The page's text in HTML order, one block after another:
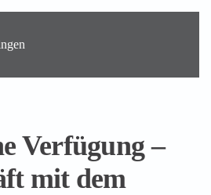
Verfügung –
mit dem